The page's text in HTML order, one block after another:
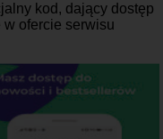
kod, dający dostęp
ofercie serwisu